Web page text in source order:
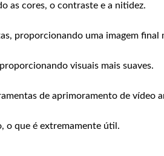
as cores, o contraste e a nitidez.
proporcionando uma imagem final
visuais mais suaves.
de aprimoramento de vídeo
o que é extremamente útil.